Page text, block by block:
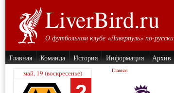
LiverBird.ru
О футбольном клубе «Ливерпуль» по-русски
Главная Команда История Информация Архив
май, 19 (воскресенье) Главная